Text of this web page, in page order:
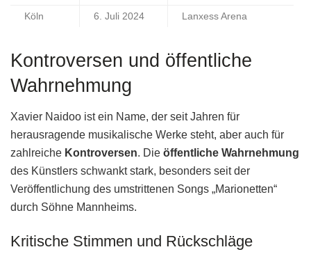
Köln 6. Juli 2024 Lanxess Arena
Kontroversen und öffentliche
Wahrnehmung
Xavier Naidoo ist ein Name, der seit Jahren für
herausragende musikalische Werke steht, aber auch für
zahlreiche Kontroversen. Die öffentliche Wahrnehmung
des Künstlers schwankt stark, besonders seit der
Veröffentlichung des umstrittenen Songs „Marionetten“
durch Söhne Mannheims.
Kritische Stimmen und Rückschläge